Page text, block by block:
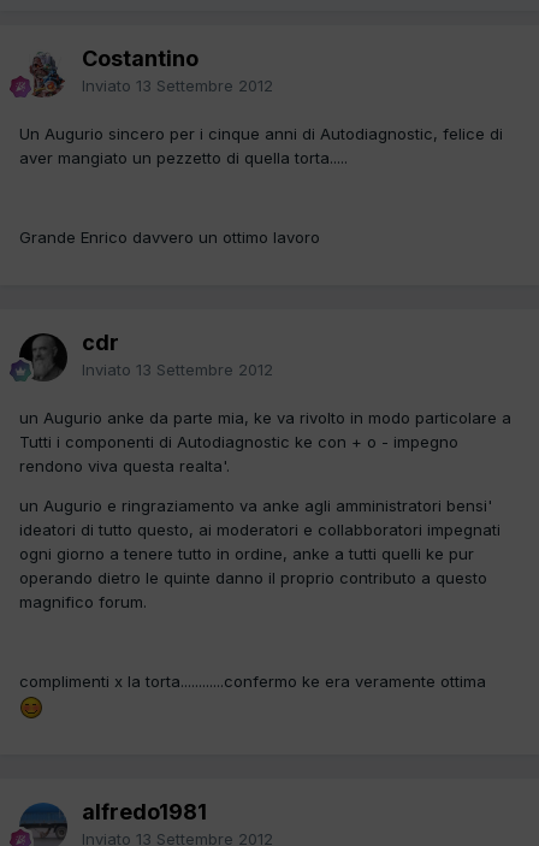
Costantino
Inviato 13 Settembre 2012
Un Augurio sincero per i cinque anni di Autodiagnostic, felice di
aver mangiato un pezzetto di quella torta.....
Grande Enrico davvero un ottimo lavoro
cdr
Inviato 13 Settembre 2012
un Augurio anke da parte mia, ke va rivolto in modo particolare a
Tutti i componenti di Autodiagnostic ke con + o - impegno
rendono viva questa realta'.
un Augurio e ringraziamento va anke agli amministratori bensi'
ideatori di tutto questo, ai moderatori e collabboratori impegnati
ogni giorno a tenere tutto in ordine, anke a tutti quelli ke pur
operando dietro le quinte danno il proprio contributo a questo
magnifico forum.
complimenti x la torta............confermo ke era veramente ottima
alfredo1981
Inviato 13 Settembre 2012